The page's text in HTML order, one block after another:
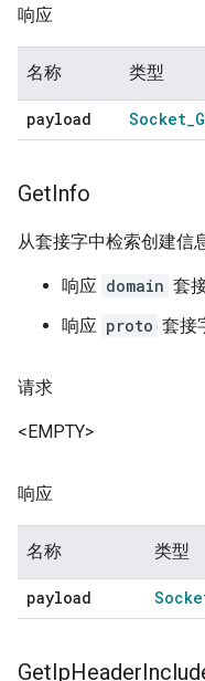
响应
名称 类型
payload Socket
GetInfo
从套接字中检索创建信
响应 domain 套
响应 proto 套接
请求
<EMPTY>
响应
名称 类型
payload
GetIpHeader